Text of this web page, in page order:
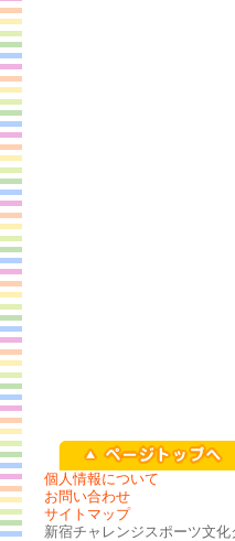
個人情報について
お問い合わせ
サイトマップ
新宿チャレンジスポーツ文化